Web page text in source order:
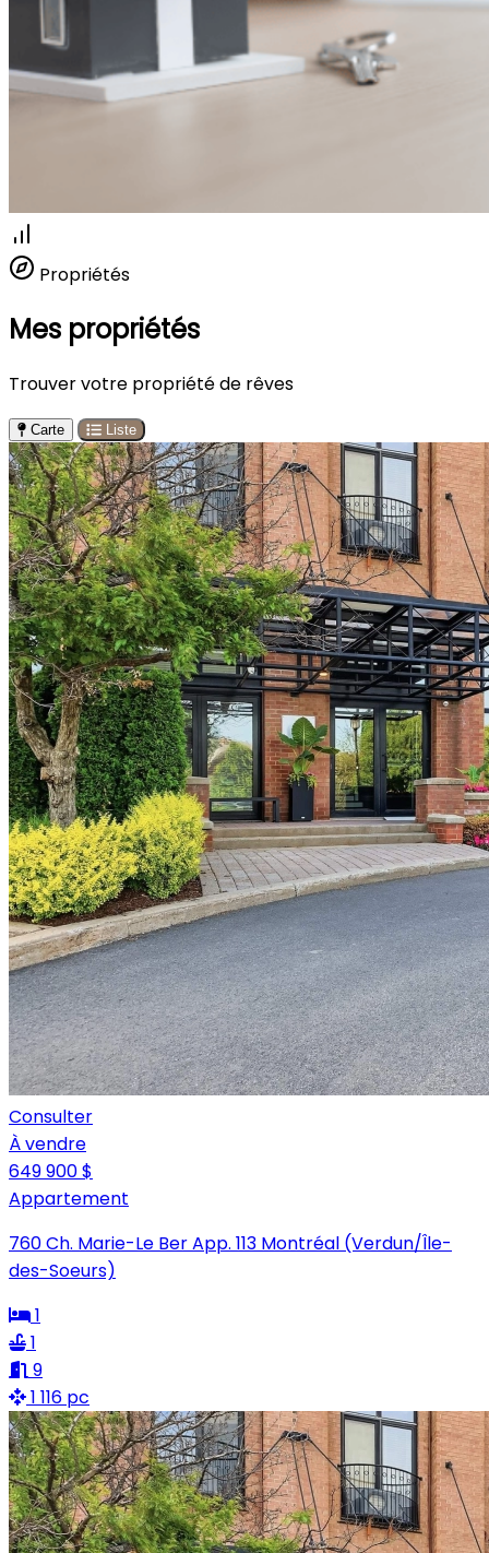
Propriétés
Mes propriétés
Trouver votre propriété de rêves
Carte Liste
Consulter
À vendre
649 900 $
Appartement
760 Ch. Marie-Le Ber App. 113 Montréal (Verdun/Île-
des-Soeurs)
1
1
9
1 116 pc